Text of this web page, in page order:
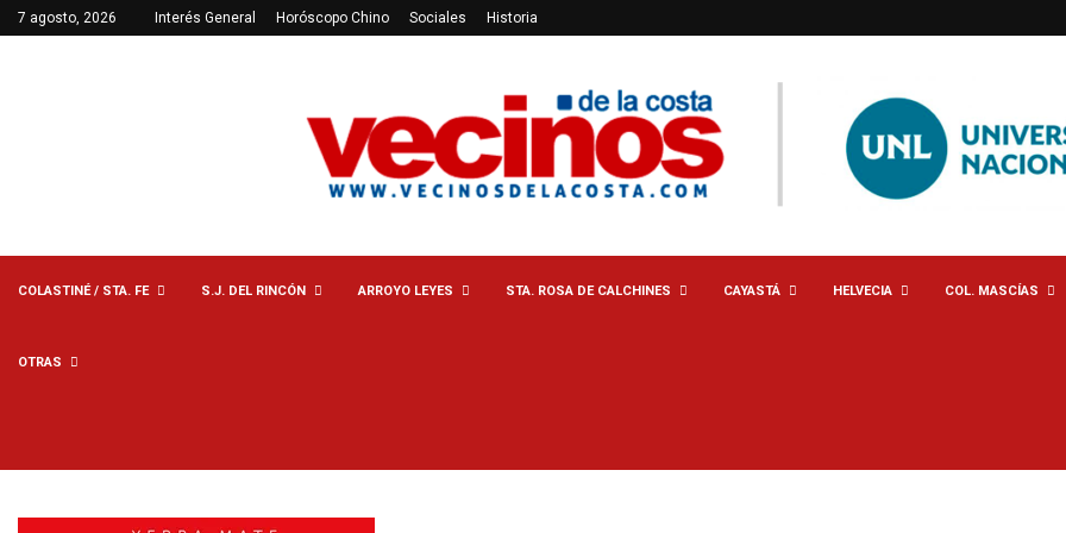
7 agosto, 2026 Interés General Horóscopo Chino Sociales Historia
COLASTINÉ / STA. FE S.J. DEL RINCÓN ARROYO LEYES STA. ROSA DE CALCHINES CAYASTÁ HELVECIA COL. MASCÍAS
OTRAS